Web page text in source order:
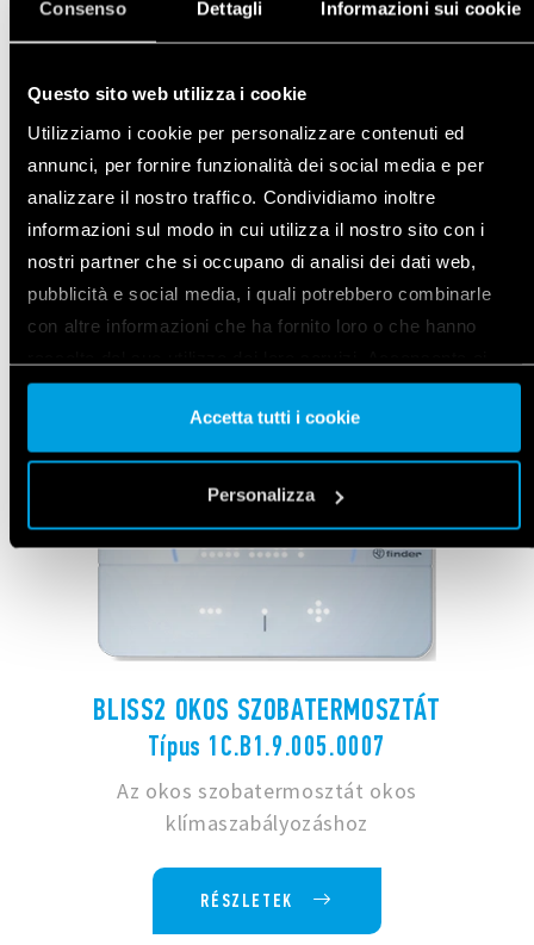
Consenso Dettagli Informazioni sui cookie
Questo sito web utilizza i cookie
Utilizziamo i cookie per personalizzare contenuti ed
annunci, per fornire funzionalità dei social media e per
analizzare il nostro traffico. Condividiamo inoltre
informazioni sul modo in cui utilizza il nostro sito con i
nostri partner che si occupano di analisi dei dati web,
pubblicità e social media, i quali potrebbero combinarle
con altre informazioni che ha fornito loro o che hanno
nostri cookie se continua ad utilizzare il nostro sito web.
Vai alla Cookie Policy completa
Accetta tutti i cookie
Personalizza
TÖBBFUNKCIÓS RELÉ BLUETOOTH-
Típus 13.21.8.230.B000
Többfunkciós elektronikus relé 12 különböző
funkcióval és nyomógomb (fázis vagy nulla)
bemenettel
RÉSZLETEK
BLISS2 OKOS SZOBATERMOSZTÁT
Típus 1C.B1.9.005.0007
Az okos szobatermosztát okos
klímaszabályozáshoz
RÉSZLETEK